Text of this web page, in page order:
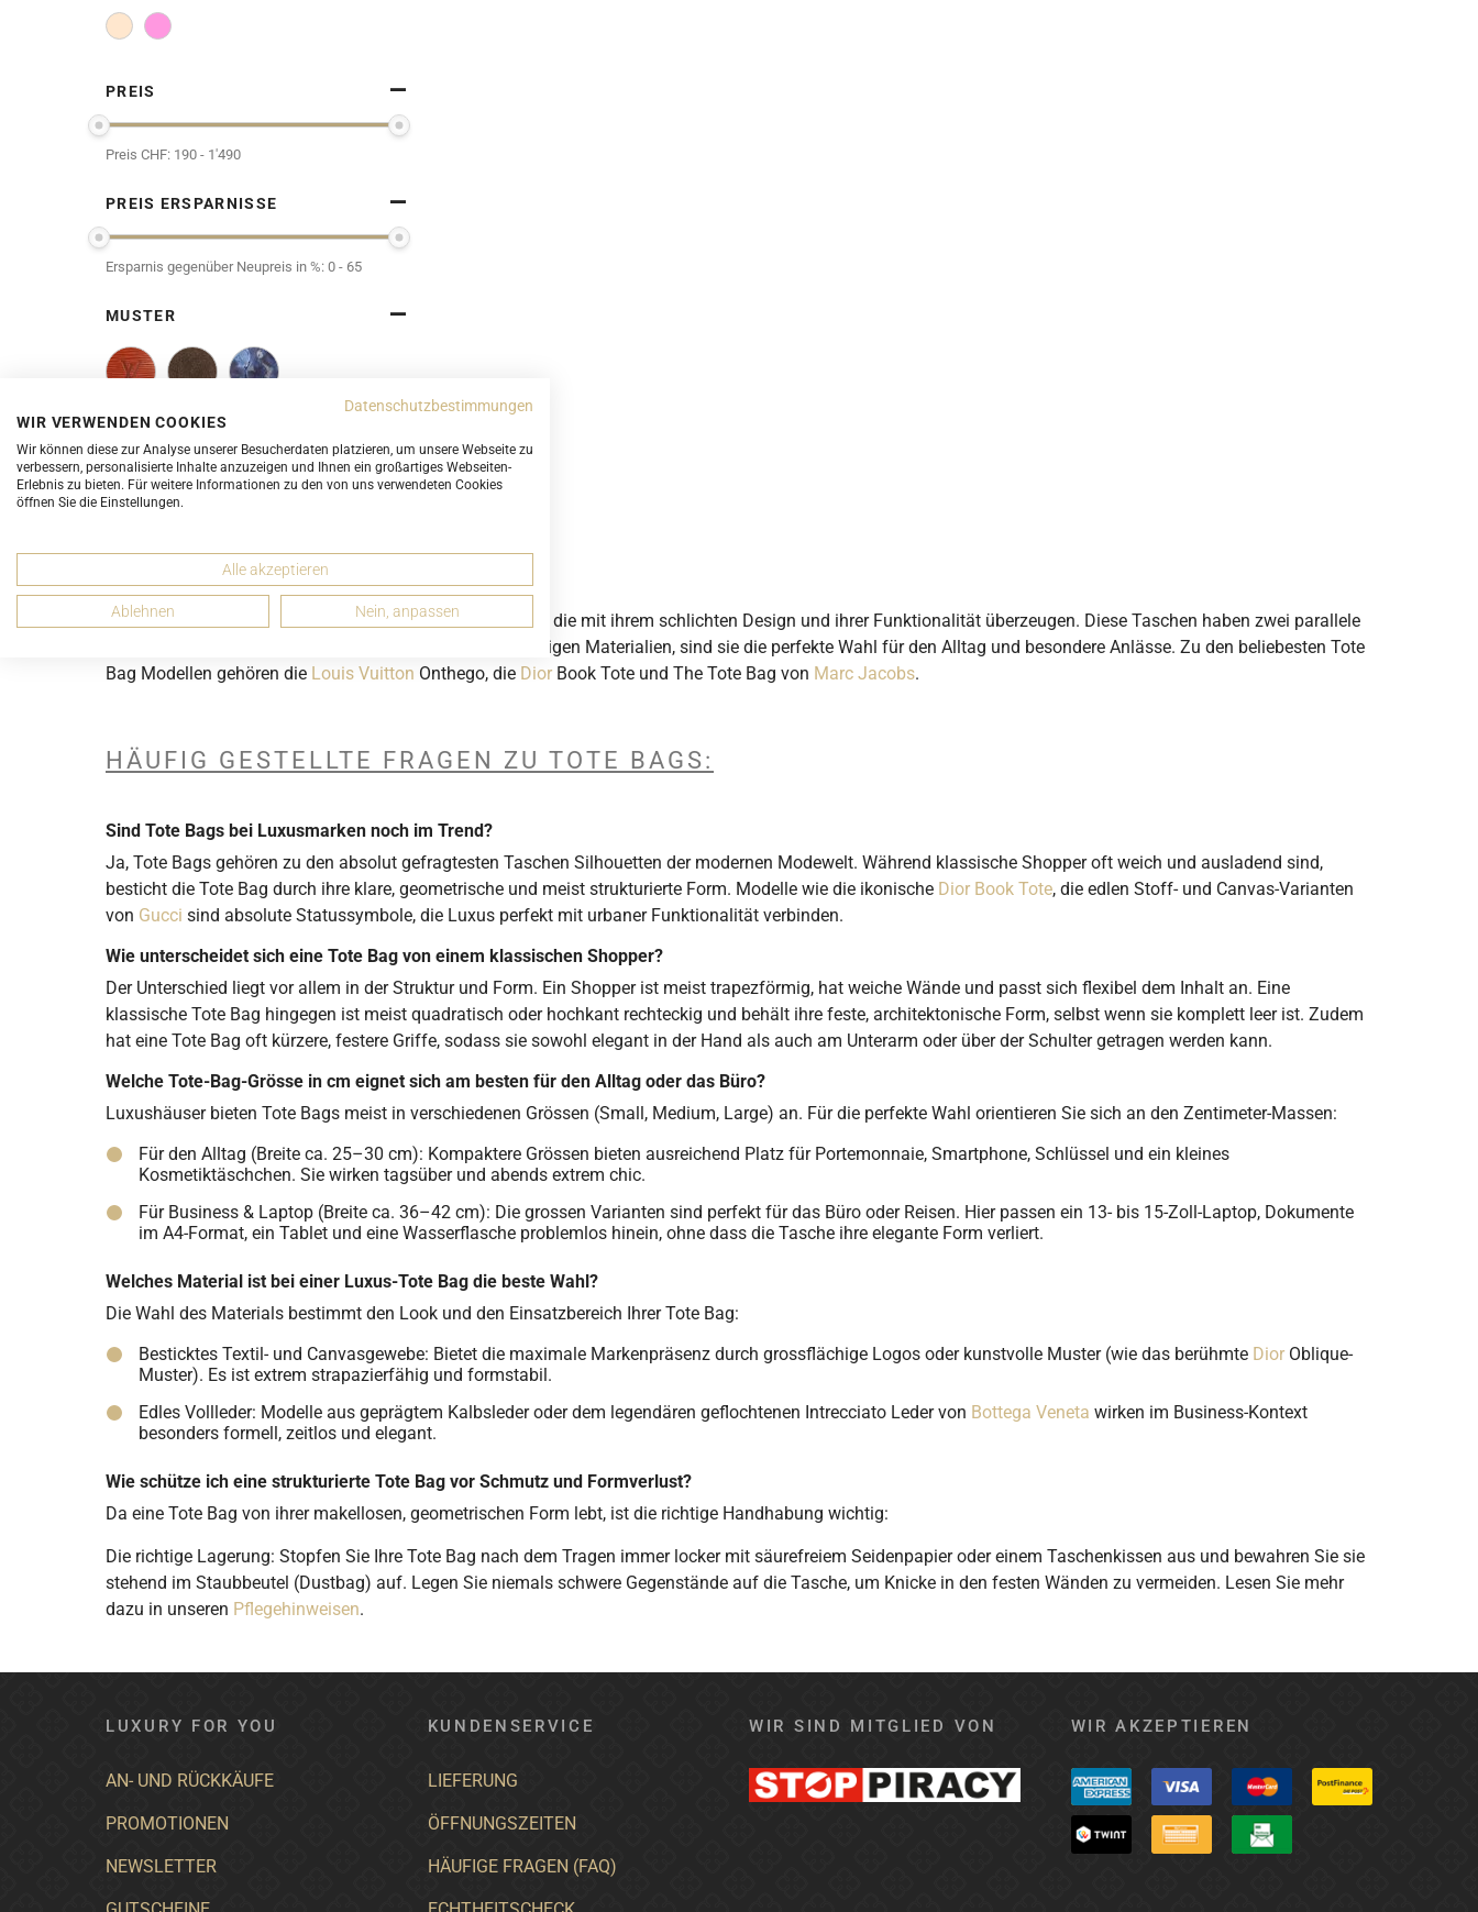
PREIS
Preis CHF: 190 - 1'490
PREIS ERSPARNISSE
Ersparnis gegenüber Neupreis in %: 0 - 65
MUSTER
ZUSTAND
7 Neu und ungebraucht (2)
TOTE BAGS
Vielseitig und geräumig – Tote Bags für jede Gelegenheit, die mit ihrem schlichten Design und ihrer Funktionalität überzeugen. Diese Taschen haben zwei parallele
Griffe und bieten viel Stauraum. Hergestellt aus hochwertigen Materialien, sind sie die perfekte Wahl für den Alltag und besondere Anlässe. Zu den beliebesten Tote
Bag Modellen gehören die Louis Vuitton Onthego, die Dior Book Tote und The Tote Bag von Marc Jacobs.
HÄUFIG GESTELLTE FRAGEN ZU TOTE BAGS:
Sind Tote Bags bei Luxusmarken noch im Trend?
Ja, Tote Bags gehören zu den absolut gefragtesten Taschen Silhouetten der modernen Modewelt. Während klassische Shopper oft weich und ausladend sind,
besticht die Tote Bag durch ihre klare, geometrische und meist strukturierte Form. Modelle wie die ikonische Dior Book Tote, die edlen Stoff- und Canvas-Varianten
von Gucci sind absolute Statussymbole, die Luxus perfekt mit urbaner Funktionalität verbinden.
Wie unterscheidet sich eine Tote Bag von einem klassischen Shopper?
Der Unterschied liegt vor allem in der Struktur und Form. Ein Shopper ist meist trapezförmig, hat weiche Wände und passt sich flexibel dem Inhalt an. Eine
klassische Tote Bag hingegen ist meist quadratisch oder hochkant rechteckig und behält ihre feste, architektonische Form, selbst wenn sie komplett leer ist. Zudem
hat eine Tote Bag oft kürzere, festere Griffe, sodass sie sowohl elegant in der Hand als auch am Unterarm oder über der Schulter getragen werden kann.
Welche Tote-Bag-Grösse in cm eignet sich am besten für den Alltag oder das Büro?
Luxushäuser bieten Tote Bags meist in verschiedenen Grössen (Small, Medium, Large) an. Für die perfekte Wahl orientieren Sie sich an den Zentimeter-Massen:
Für den Alltag (Breite ca. 25–30 cm): Kompaktere Grössen bieten ausreichend Platz für Portemonnaie, Smartphone, Schlüssel und ein kleines
Kosmetiktäschchen. Sie wirken tagsüber und abends extrem chic.
Für Business & Laptop (Breite ca. 36–42 cm): Die grossen Varianten sind perfekt für das Büro oder Reisen. Hier passen ein 13- bis 15-Zoll-Laptop, Dokumente
im A4-Format, ein Tablet und eine Wasserflasche problemlos hinein, ohne dass die Tasche ihre elegante Form verliert.
Welches Material ist bei einer Luxus-Tote Bag die beste Wahl?
Die Wahl des Materials bestimmt den Look und den Einsatzbereich Ihrer Tote Bag:
Besticktes Textil- und Canvasgewebe: Bietet die maximale Markenpräsenz durch grossflächige Logos oder kunstvolle Muster (wie das berühmte Dior Oblique-
Muster). Es ist extrem strapazierfähig und formstabil.
Edles Vollleder: Modelle aus geprägtem Kalbsleder oder dem legendären geflochtenen Intrecciato Leder von Bottega Veneta wirken im Business-Kontext
besonders formell, zeitlos und elegant.
Wie schütze ich eine strukturierte Tote Bag vor Schmutz und Formverlust?
Da eine Tote Bag von ihrer makellosen, geometrischen Form lebt, ist die richtige Handhabung wichtig:
Die richtige Lagerung: Stopfen Sie Ihre Tote Bag nach dem Tragen immer locker mit säurefreiem Seidenpapier oder einem Taschenkissen aus und bewahren Sie sie
stehend im Staubbeutel (Dustbag) auf. Legen Sie niemals schwere Gegenstände auf die Tasche, um Knicke in den festen Wänden zu vermeiden. Lesen Sie mehr
dazu in unseren Pflegehinweisen.
LUXURY FOR YOU
AN- UND RÜCKKÄUFE
PROMOTIONEN
NEWSLETTER
KUNDENSERVICE
LIEFERUNG
ÖFFNUNGSZEITEN
HÄUFIGE FRAGEN (FAQ)
WIR SIND MITGLIED VON WIR AKZEPTIEREN
Datenschutzbestimmungen
WIR VERWENDEN COOKIES
Wir können diese zur Analyse unserer Besucherdaten platzieren, um unsere Webseite zu
verbessern, personalisierte Inhalte anzuzeigen und Ihnen ein großartiges Webseiten-
Erlebnis zu bieten. Für weitere Informationen zu den von uns verwendeten Cookies
öffnen Sie die Einstellungen.
Alle akzeptieren
Ablehnen Nein, anpassen